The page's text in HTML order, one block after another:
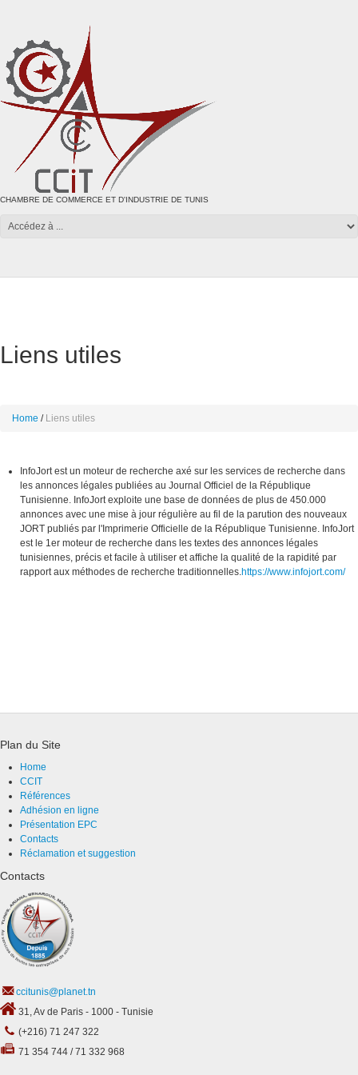
CHAMBRE DE COMMERCE ET D'INDUSTRIE DE TUNIS
Liens utiles
Home Liens utiles
InfoJort est un moteur de recherche axé sur les services de recherche dans
les annonces légales publiées au Journal Officiel de la République
Tunisienne. InfoJort exploite une base de données de plus de 450.000
annonces avec une mise à jour régulière au fil de la parution des nouveaux
JORT publiés par l'Imprimerie Officielle de la République Tunisienne. InfoJort
est le 1er moteur de recherche dans les textes des annonces légales
tunisiennes, précis et facile à utiliser et affiche la qualité de la rapidité par
rapport aux méthodes de recherche traditionnelles.https://www.infojort.com/
Plan du Site
Home
CCIT
Références
Adhésion en ligne
Présentation EPC
Contacts
Réclamation et suggestion
Contacts
ccitunis@planet.tn
31, Av de Paris - 1000 - Tunisie
(+216) 71 247 322
71 354 744 / 71 332 968